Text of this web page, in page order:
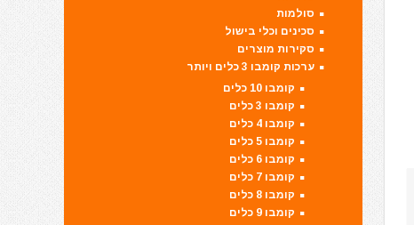
סולמות
סכינים וכלי בישול
סקירות מוצרים
ערכות קומבו 3 כלים ויותר
קומבו 10 כלים
קומבו 3 כלים
קומבו 4 כלים
קומבו 5 כלים
קומבו 6 כלים
קומבו 7 כלים
קומבו 8 כלים
קומבו 9 כלים